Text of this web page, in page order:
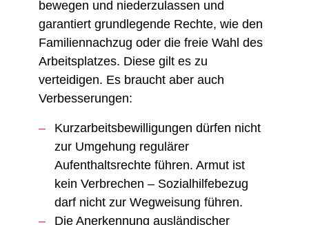
bewegen und niederzulassen und
garantiert grundlegende Rechte, wie den
Familiennachzug oder die freie Wahl des
Arbeitsplatzes. Diese gilt es zu
verteidigen. Es braucht aber auch
Verbesserungen:
Kurzarbeitsbewilligungen dürfen nicht
zur Umgehung regulärer
Aufenthaltsrechte führen. Armut ist
kein Verbrechen – Sozialhilfebezug
darf nicht zur Wegweisung führen.
Die Anerkennung ausländischer